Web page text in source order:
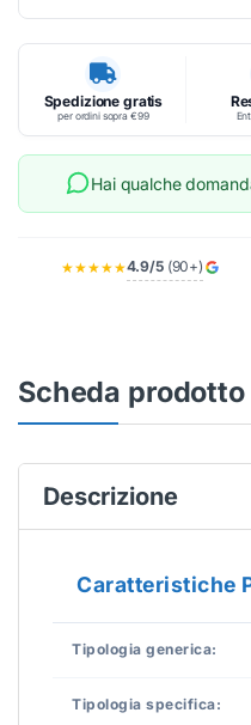
Spedizione gratis
per ordini sopra €99
Hai qualche
★★★★★4.9/5(90+)
Scheda prodotto
Descrizione
Caratteristiche
Tipologia generica:
Tipologia specifica: